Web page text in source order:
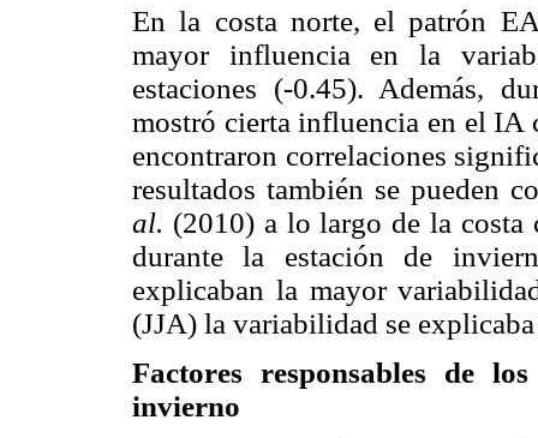
En la costa norte, el patrón
mayor influencia en la
estaciones (-0.45). Además,
mostró cierta influencia en el IA
encontraron correlaciones
resultados también se pueden
al. (2010) a lo largo de la costa
durante la estación de
explicaban la mayor
(JJA) la variabilidad se
Factores responsables de
invierno